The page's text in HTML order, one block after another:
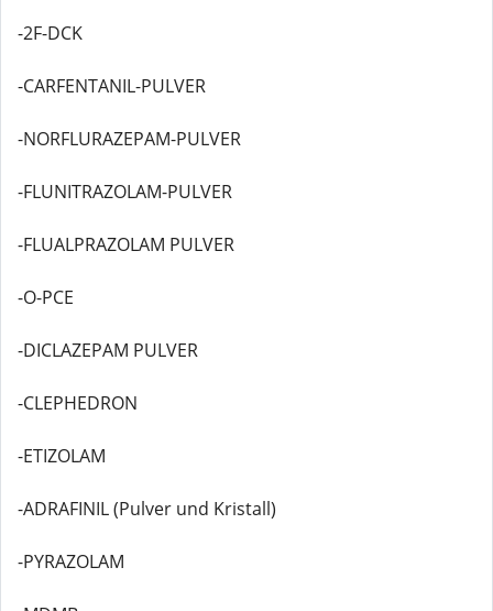
-2F-DCK
-CARFENTANIL-PULVER
-NORFLURAZEPAM-PULVER
-FLUNITRAZOLAM-PULVER
-FLUALPRAZOLAM PULVER
-O-PCE
-DICLAZEPAM PULVER
-CLEPHEDRON
-ETIZOLAM
-ADRAFINIL (Pulver und Kristall)
-PYRAZOLAM